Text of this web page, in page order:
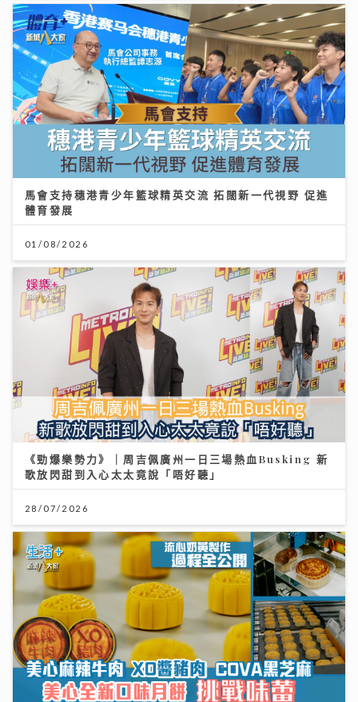
馬會支持穗港青少年籃球精英交流 拓闊新一代視野 促進
體育發展
01/08/2026
《勁爆樂勢力》｜周吉佩廣州一日三場熱血Busking 新
歌放閃甜到入心太太竟說「唔好聽」
28/07/2026